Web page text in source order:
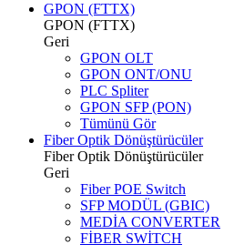
GPON (FTTX)
GPON (FTTX)
Geri
GPON OLT
GPON ONT/ONU
PLC Spliter
GPON SFP (PON)
Tümünü Gör
Fiber Optik Dönüştürücüler
Fiber Optik Dönüştürücüler
Geri
Fiber POE Switch
SFP MODÜL (GBIC)
MEDİA CONVERTER
FİBER SWİTCH